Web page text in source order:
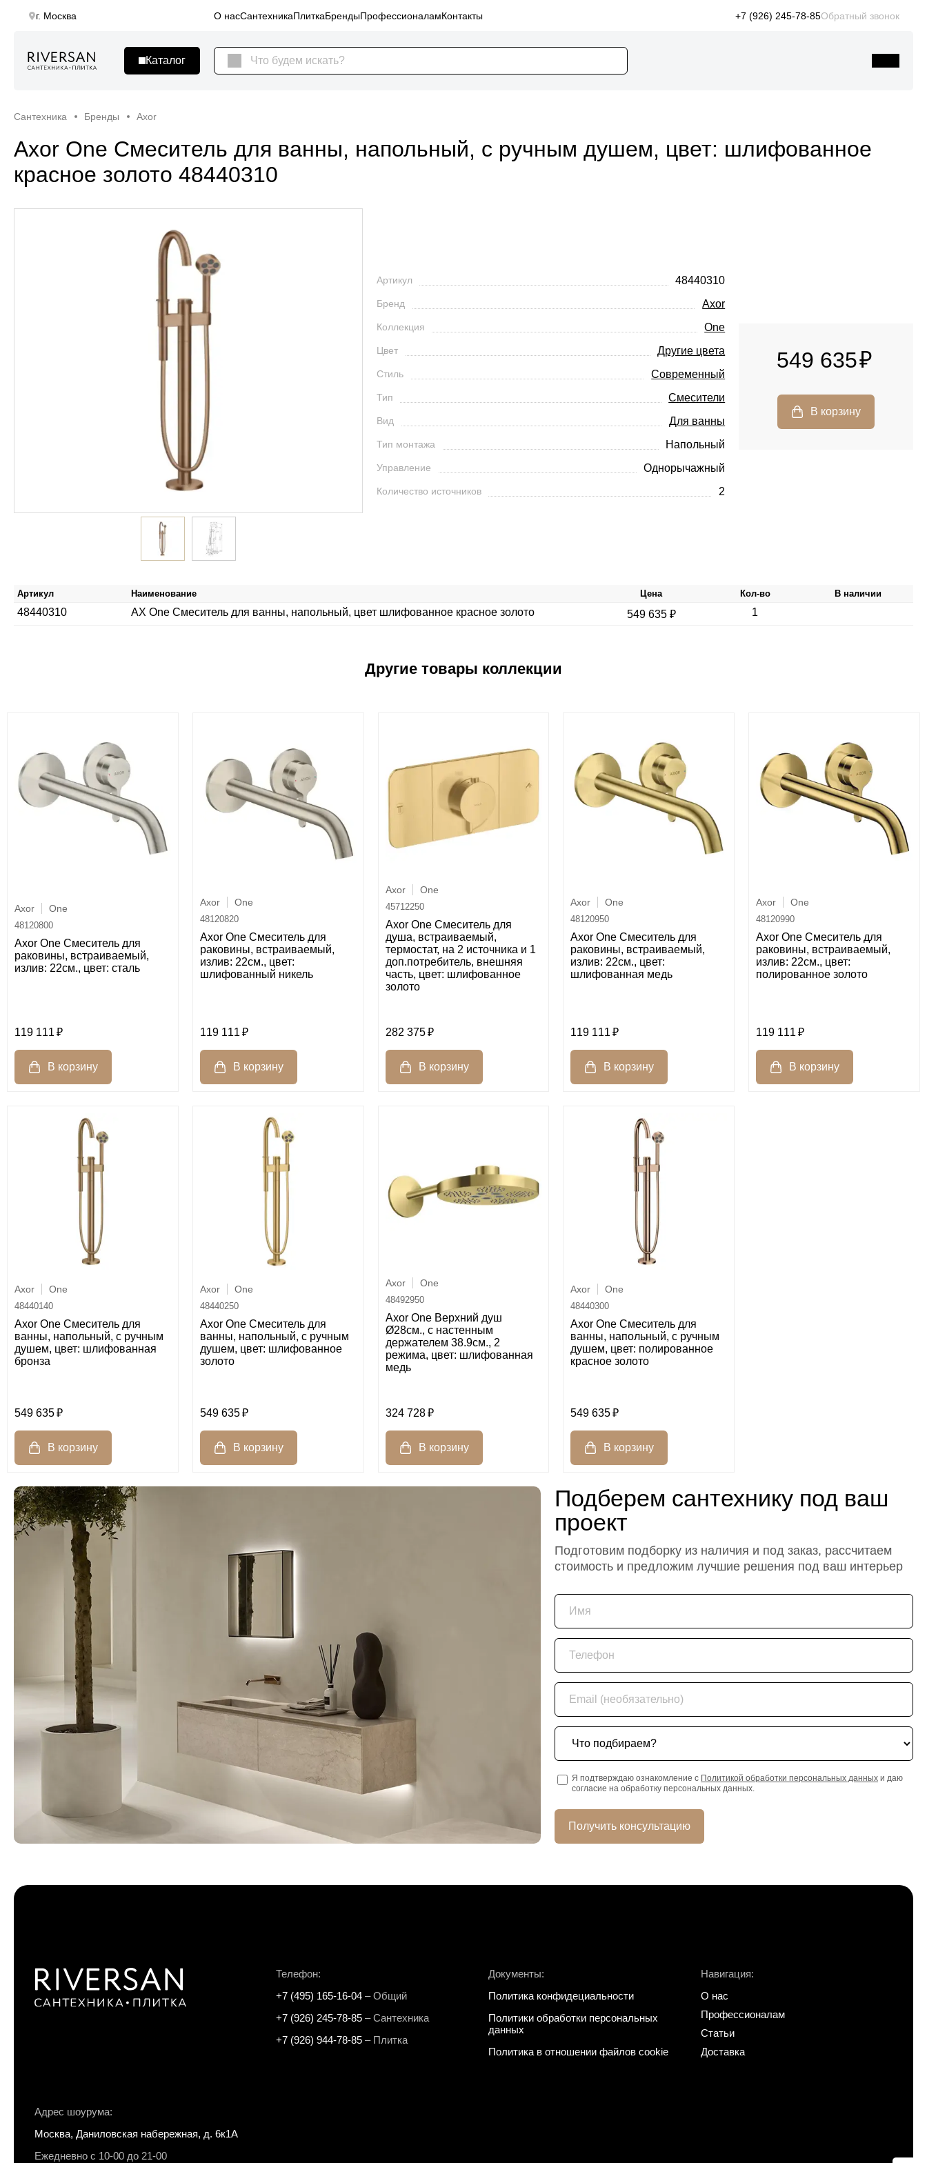
г. Москва О насСантехникаПлиткаБрендыПрофессионаламКонтакты +7 (926) 245-78-85Обратный звонок
Сантехника Бренды Axor
Axor One Смеситель для ванны, напольный, с ручным душем, цвет: шлифованное
красное золото 48440310
Артикул 48440310
Бренд Axor
Коллекция One
Цвет Другие цвета
Стиль Современный
Тип Смесители
Вид Для ванны
Тип монтажа Напольный
Управление Однорычажный
Количество источников 2
549 635
Артикул Наименование Цена Кол-во В наличии
48440310 AX One Смеситель для ванны, напольный, цвет шлифованное красное золото 549 635 ₽ 1
Axor One
48120800
Axor One Смеситель для
раковины, встраиваемый,
излив: 22см., цвет: сталь
119 111
Axor One
48120820
Axor One Смеситель для
раковины, встраиваемый,
излив: 22см., цвет:
шлифованный никель
119 111
Axor One
45712250
Axor One Смеситель для
душа, встраиваемый,
термостат, на 2 источника и 1
доп.потребитель, внешняя
часть, цвет: шлифованное
золото
282 375
Axor One
48120950
Axor One Смеситель для
раковины, встраиваемый,
излив: 22см., цвет:
шлифованная медь
119 111
Axor One
48120990
Axor One Смеситель для
раковины, встраиваемый,
излив: 22см., цвет:
полированное золото
119 111
Axor One
48440140
Axor One Смеситель для
ванны, напольный, с ручным
душем, цвет: шлифованная
бронза
549 635
Axor One
48440250
Axor One Смеситель для
ванны, напольный, с ручным
душем, цвет: шлифованное
золото
549 635
Axor One
48492950
Axor One Верхний душ
Ø28см., с настенным
держателем 38.9см., 2
режима, цвет: шлифованная
медь
324 728
Axor One
48440300
Axor One Смеситель для
ванны, напольный, с ручным
душем, цвет: полированное
красное золото
549 635
Подберем сантехнику под ваш
проект
Подготовим подборку из наличия и под заказ, рассчитаем
стоимость и предложим лучшие решения под ваш интерьер
Имя
Телефон
Email (необязательно)
Что подбираем?
Я подтверждаю ознакомление с Политикой обработки персональных данных и даю
согласие на обработку персональных данных.
Получить консультацию
Адрес шоурума:
Москва, Даниловская набережная, д. 6к1А
Ежедневно с 10-00 до 21-00
Телефон:
+7 (495) 165-16-04– Общий
+7 (926) 245-78-85– Сантехника
+7 (926) 944-78-85– Плитка
Документы:
Политика конфидециальности
Политики обработки персональных
данных
Политика в отношении файлов cookie
Навигация:
О нас
Профессионалам
Статьи
Доставка